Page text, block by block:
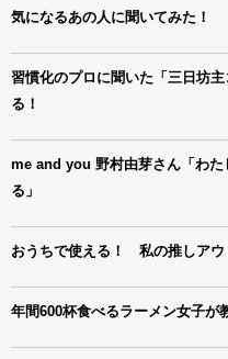
気になるあの人に聞いてみた！
習慣化のプロに聞いた「三日坊
る！
me and you 野村由芽さん「わた
る」
おうちで使える！ 私の推しアウ
年間600杯食べるラーメン女子が